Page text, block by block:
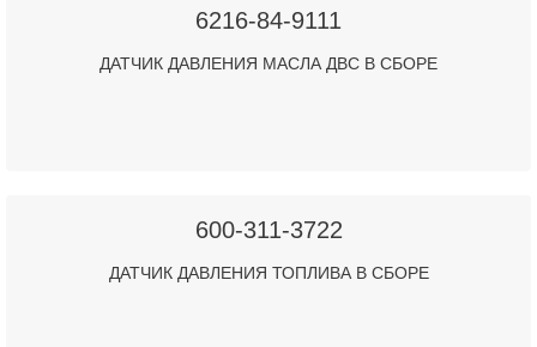
6216-84-9111
ДАТЧИК ДАВЛЕНИЯ МАСЛА ДВС В СБОРЕ
600-311-3722
ДАТЧИК ДАВЛЕНИЯ ТОПЛИВА В СБОРЕ